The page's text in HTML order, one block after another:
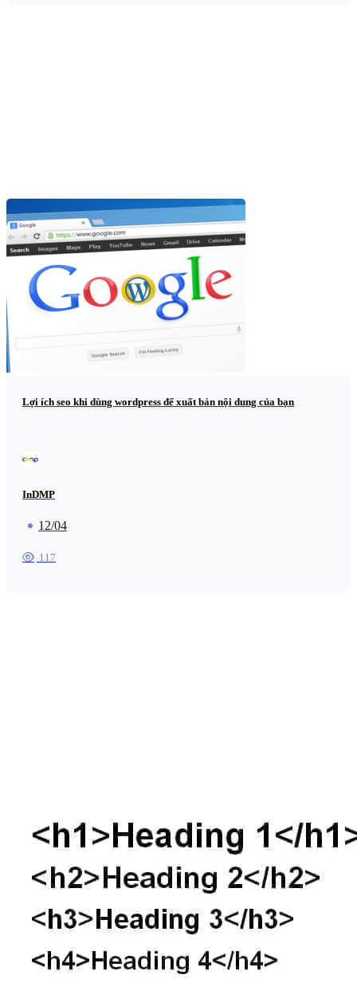
Lợi ích seo khi dùng wordpress để xuất bản nội dung của bạn
InDMP
12/04
117